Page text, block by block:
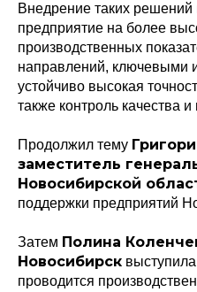
Внедрение таких решений
предприятие на более
производственных
направлений, ключевыми
устойчиво высокая
также контроль качества
Продолжил тему
заместитель
Новосибирской
поддержки предприятий
Затем Полина
Новосибирск
проводится